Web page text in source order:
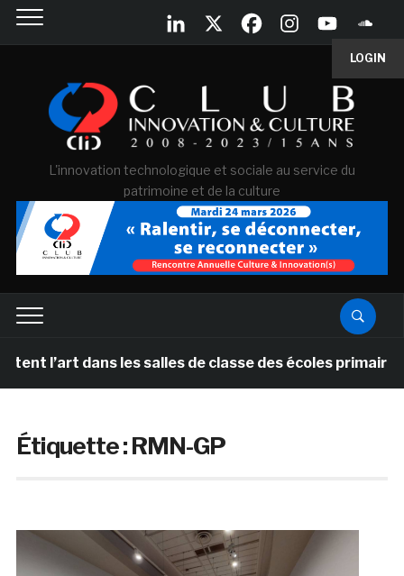
LOGIN
L'innovation technologique et sociale au service du
patrimoine et de la culture
dans les salles de classe des écoles primaires des
Étiquette :RMN-GP